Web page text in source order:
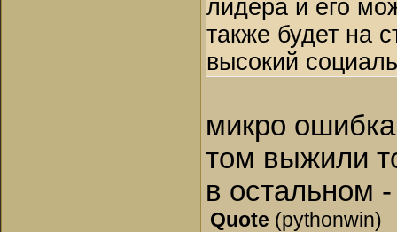
лидера и его
также будет на
высокий
микро
том выжили
в остальном
Quote (pythonwin)